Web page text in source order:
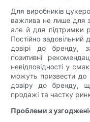
Для виробників
важлива не лише для
але й для підтримки
Постійно
довірі до бренду,
позитивні
невідповідності у
можуть призвести до
довіру до бренду,
продажі та частку
Проблеми з